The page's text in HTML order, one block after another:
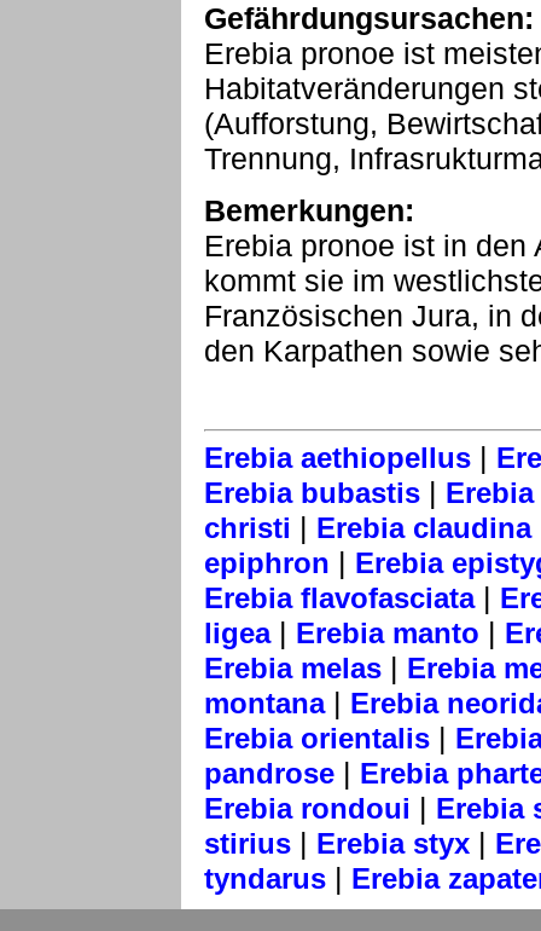
Gefährdungsursachen:
Erebia pronoe ist
Habitatveränderungen
(Aufforstung,
Trennung,
Bemerkungen:
Erebia pronoe ist in den
kommt sie im
Französischen Jura, in
den Karpathen sowie
Erebia aethiopellus |
Erebia bubastis |
christi | Erebia claudina
epiphron | Erebia
Erebia flavofasciata|
ligea| Erebia manto |
Erebia melas | Erebia
montana| Erebia
Erebia orientalis |
pandrose | Erebia
Erebia rondoui | Erebia
stirius | Erebia styx |
tyndarus | Erebia